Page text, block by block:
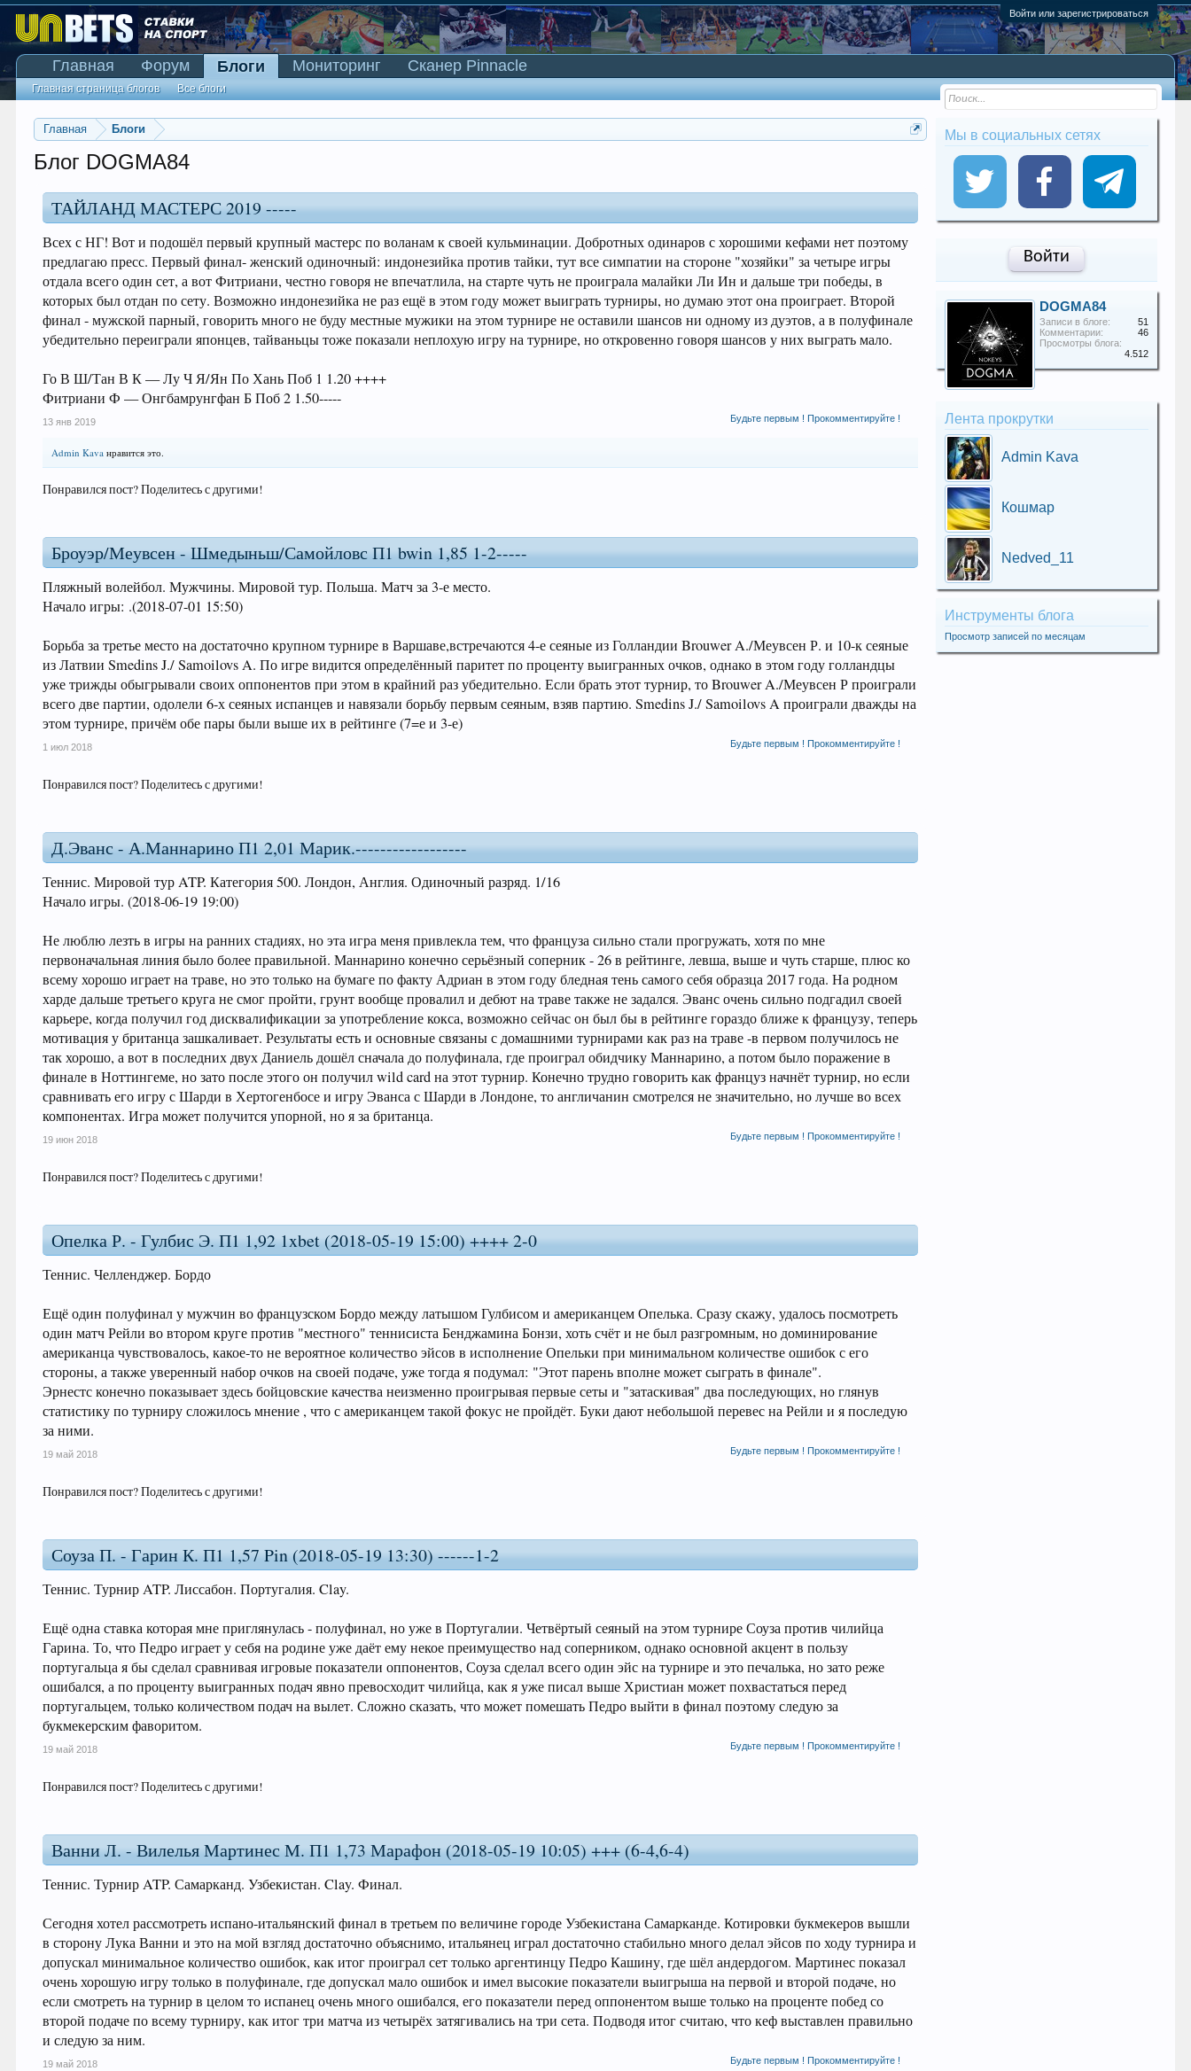
Войти или зарегистрироваться
Главная Блоги
Блог DOGMA84
ТАЙЛАНД МАСТЕРС 2019 -----
Всех с НГ! Вот и подошёл первый крупный мастерс по воланам к своей кульминации. Добротных одинаров с хорошими кефами нет поэтому
предлагаю пресс. Первый финал- женский одиночный: индонезийка против тайки, тут все симпатии на стороне "хозяйки" за четыре игры
отдала всего один сет, а вот Фитриани, честно говоря не впечатлила, на старте чуть не проиграла малайки Ли Ин и дальше три победы, в
которых был отдан по сету. Возможно индонезийка не раз ещё в этом году может выиграть турниры, но думаю этот она проиграет. Второй
финал - мужской парный, говорить много не буду местные мужики на этом турнире не оставили шансов ни одному из дуэтов, а в полуфинале
убедительно переиграли японцев, тайваньцы тоже показали неплохую игру на турнире, но откровенно говоря шансов у них выграть мало.
Го В Ш/Тан В К — Лу Ч Я/Ян По Хань Поб 1 1.20 ++++
Фитриани Ф — Онгбамрунгфан Б Поб 2 1.50-----
Будьте первым ! Прокомментируйте !
13 янв 2019
Admin Kava нравится это.
Понравился пост? Поделитесь с другими!
Броуэр/Меувсен - Шмедыньш/Самойловс П1 bwin 1,85 1-2-----
Пляжный волейбол. Мужчины. Мировой тур. Польша. Матч за 3-е место.
Начало игры: .(2018-07-01 15:50)
Борьба за третье место на достаточно крупном турнире в Варшаве,встречаются 4-е сеяные из Голландии Brouwer A./Меувсен Р. и 10-к сеяные
из Латвии Smedins J./ Samoilovs A. По игре видится определённый паритет по проценту выигранных очков, однако в этом году голландцы
уже трижды обыгрывали своих оппонентов при этом в крайний раз убедительно. Если брать этот турнир, то Brouwer A./Меувсен Р проиграли
всего две партии, одолели 6-х сеяных испанцев и навязали борьбу первым сеяным, взяв партию. Smedins J./ Samoilovs A проиграли дважды на
этом турнире, причём обе пары были выше их в рейтинге (7=е и 3-е)
Будьте первым ! Прокомментируйте !
1 июл 2018
Понравился пост? Поделитесь с другими!
Д.Эванс - А.Маннарино П1 2,01 Марик.------------------
Теннис. Мировой тур ATP. Категория 500. Лондон, Англия. Одиночный разряд. 1/16
Начало игры. (2018-06-19 19:00)
Не люблю лезть в игры на ранних стадиях, но эта игра меня привлекла тем, что француза сильно стали прогружать, хотя по мне
первоначальная линия было более правильной. Маннарино конечно серьёзный соперник - 26 в рейтинге, левша, выше и чуть старше, плюс ко
всему хорошо играет на траве, но это только на бумаге по факту Адриан в этом году бледная тень самого себя образца 2017 года. На родном
харде дальше третьего круга не смог пройти, грунт вообще провалил и дебют на траве также не задался. Эванс очень сильно подгадил своей
карьере, когда получил год дисквалификации за употребление кокса, возможно сейчас он был бы в рейтинге гораздо ближе к французу, теперь
мотивация у британца зашкаливает. Результаты есть и основные связаны с домашними турнирами как раз на траве -в первом получилось не
так хорошо, а вот в последних двух Даниель дошёл сначала до полуфинала, где проиграл обидчику Маннарино, а потом было поражение в
финале в Ноттингеме, но зато после этого он получил wild card на этот турнир. Конечно трудно говорить как француз начнёт турнир, но если
сравнивать его игру с Шарди в Хертогенбосе и игру Эванса с Шарди в Лондоне, то англичанин смотрелся не значительно, но лучше во всех
компонентах. Игра может получится упорной, но я за британца.
Будьте первым ! Прокомментируйте !
19 июн 2018
Понравился пост? Поделитесь с другими!
Опелка Р. - Гулбис Э. П1 1,92 1xbet (2018-05-19 15:00) ++++ 2-0
Теннис. Челленджер. Бордо
Ещё один полуфинал у мужчин во французском Бордо между латышом Гулбисом и американцем Опелька. Сразу скажу, удалось посмотреть
один матч Рейли во втором круге против "местного" теннисиста Бенджамина Бонзи, хоть счёт и не был разгромным, но доминирование
американца чувствовалось, какое-то не вероятное количество эйсов в исполнение Опельки при минимальном количестве ошибок с его
стороны, а также уверенный набор очков на своей подаче, уже тогда я подумал: "Этот парень вполне может сыграть в финале".
Эрнестс конечно показывает здесь бойцовские качества неизменно проигрывая первые сеты и "затаскивая" два последующих, но глянув
статистику по турниру сложилось мнение , что с американцем такой фокус не пройдёт. Буки дают небольшой перевес на Рейли и я последую
за ними.
Будьте первым ! Прокомментируйте !
19 май 2018
Понравился пост? Поделитесь с другими!
Соуза П. - Гарин К. П1 1,57 Pin (2018-05-19 13:30) ------1-2
Теннис. Турнир ATP. Лиссабон. Португалия. Clay.
Ещё одна ставка которая мне приглянулась - полуфинал, но уже в Португалии. Четвёртый сеяный на этом турнире Соуза против чилийца
Гарина. То, что Педро играет у себя на родине уже даёт ему некое преимущество над соперником, однако основной акцент в пользу
португальца я бы сделал сравнивая игровые показатели оппонентов, Соуза сделал всего один эйс на турнире и это печалька, но зато реже
ошибался, а по проценту выигранных подач явно превосходит чилийца, как я уже писал выше Христиан может похвастаться перед
португальцем, только количеством подач на вылет. Сложно сказать, что может помешать Педро выйти в финал поэтому следую за
букмекерским фаворитом.
Будьте первым ! Прокомментируйте !
19 май 2018
Понравился пост? Поделитесь с другими!
Ванни Л. - Вилелья Мартинес М. П1 1,73 Марафон (2018-05-19 10:05) +++ (6-4,6-4)
Теннис. Турнир ATP. Самарканд. Узбекистан. Clay. Финал.
Сегодня хотел рассмотреть испано-итальянский финал в третьем по величине городе Узбекистана Самарканде. Котировки букмекеров вышли
в сторону Лука Ванни и это на мой взгляд достаточно объяснимо, итальянец играл достаточно стабильно много делал эйсов по ходу турнира и
допускал минимальное количество ошибок, как итог проиграл сет только аргентинцу Педро Кашину, где шёл андердогом. Мартинес показал
очень хорошую игру только в полуфинале, где допускал мало ошибок и имел высокие показатели выигрыша на первой и второй подаче, но
если смотреть на турнир в целом то испанец очень много ошибался, его показатели перед оппонентом выше только на проценте побед со
второй подаче по всему турниру, как итог три матча из четырёх затягивались на три сета. Подводя итог считаю, что кеф выставлен правильно
и следую за ним.
Будьте первым ! Прокомментируйте !
19 май 2018
Мы в социальных сетях
Войти
DOGMA84
Записи в блоге:
51
Комментарии:
46
Просмотры блога:
4.512
Лента прокрутки
Admin Kava
Кошмар
Nedved_11
Инструменты блога
Просмотр записей по месяцам
Главная Форум Блоги
Главная страница блогов Все блоги
Мониторинг Сканер Pinnacle